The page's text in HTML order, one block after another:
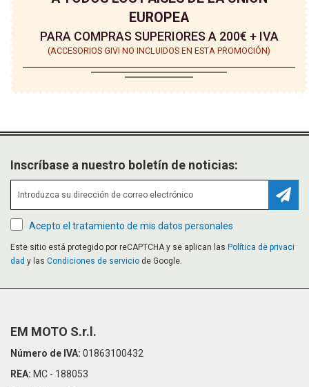
EUROPEA
PARA COMPRAS SUPERIORES A 200€ + IVA
(ACCESORIOS GIVI NO INCLUIDOS EN ESTA PROMOCIÓN)
Inscríbase a nuestro boletín de noticias:
Acepto el tratamiento de mis datos personales
Este sitio está protegido por reCAPTCHA y se aplican las Política de privaci
dad y las Condiciones de servicio de Google.
EM MOTO S.r.l.
Número de IVA: 01863100432
REA: MC - 188053